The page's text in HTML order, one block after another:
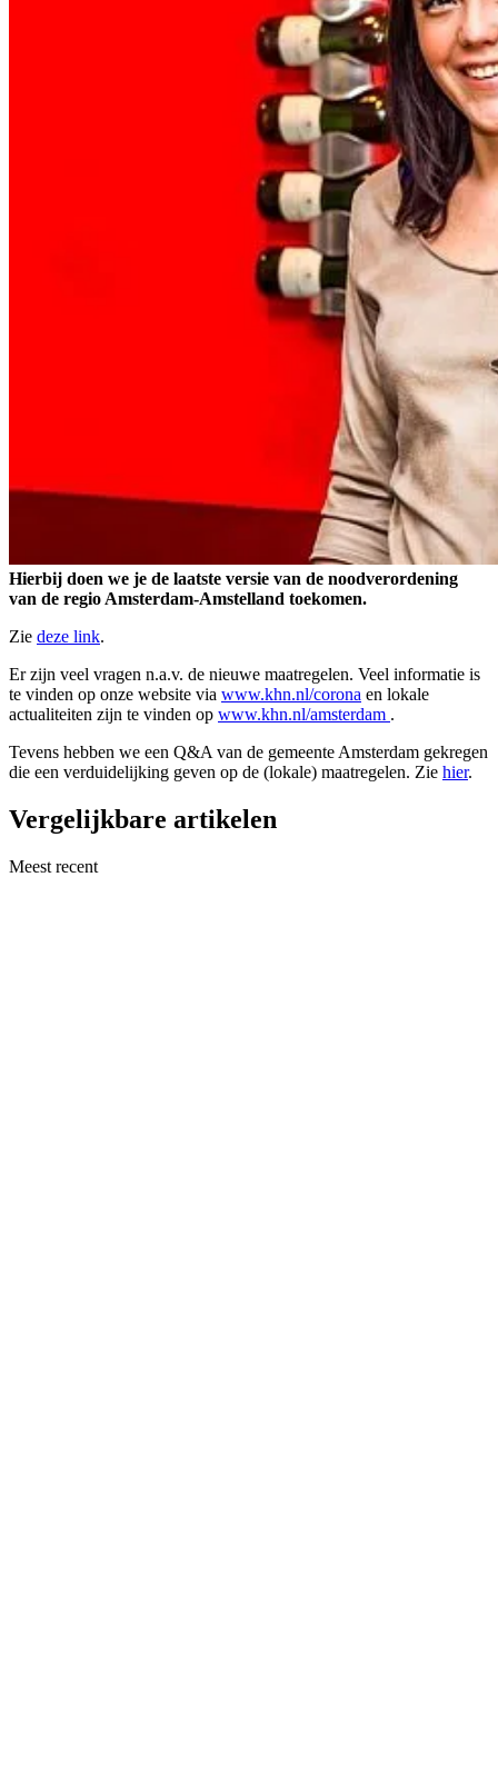
Hierbij doen we je de laatste versie van de noodverordening
van de regio Amsterdam-Amstelland toekomen.
Zie deze link.
Er zijn veel vragen n.a.v. de nieuwe maatregelen. Veel informatie is
te vinden op onze website via www.khn.nl/corona en lokale
actualiteiten zijn te vinden op www.khn.nl/amsterdam .
Tevens hebben we een Q&A van de gemeente Amsterdam gekregen
die een verduidelijking geven op de (lokale) maatregelen. Zie hier.
Vergelijkbare artikelen
Meest recent